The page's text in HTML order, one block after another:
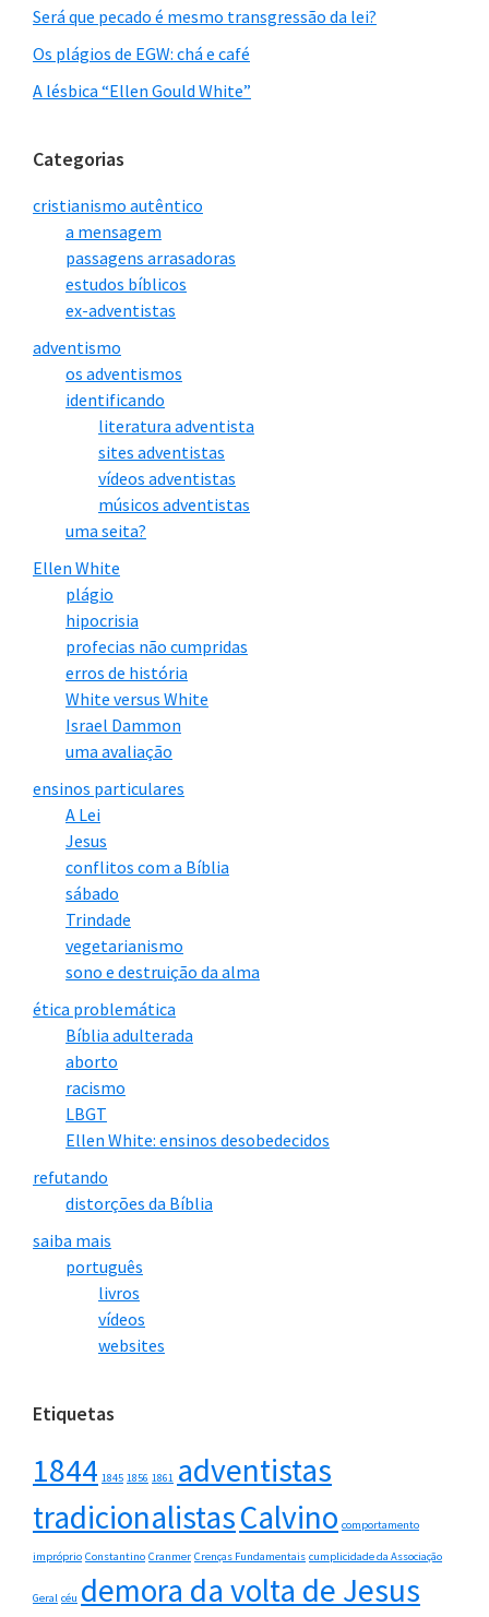
Será que pecado é mesmo transgressão da lei?
Os plágios de EGW: chá e café
A lésbica “Ellen Gould White”
Categorias
cristianismo autêntico
a mensagem
passagens arrasadoras
estudos bíblicos
ex-adventistas
adventismo
os adventismos
identificando
literatura adventista
sites adventistas
vídeos adventistas
músicos adventistas
uma seita?
Ellen White
plágio
hipocrisia
profecias não cumpridas
erros de história
White versus White
Israel Dammon
uma avaliação
ensinos particulares
A Lei
Jesus
conflitos com a Bíblia
sábado
Trindade
vegetarianismo
sono e destruição da alma
ética problemática
Bíblia adulterada
aborto
racismo
LBGT
Ellen White: ensinos desobedecidos
refutando
distorções da Bíblia
saiba mais
português
livros
vídeos
websites
Etiquetas
1844 1845 1856 1861 adventistas
tradicionalistasCalvino comportamento
impróprio Constantino Cranmer Crenças Fundamentais cumplicidade da Associação
Geral céu demora da volta de Jesus